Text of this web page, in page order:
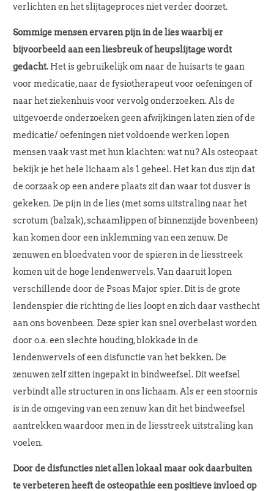
verlichten en het slijtageproces niet verder doorzet.
Sommige mensen ervaren pijn in de lies waarbij er
bijvoorbeeld aan een liesbreuk of heupslijtage wordt
gedacht. Het is gebruikelijk om naar de huisarts te gaan
voor medicatie, naar de fysiotherapeut voor oefeningen of
naar het ziekenhuis voor vervolg onderzoeken. Als de
uitgevoerde onderzoeken geen afwijkingen laten zien of de
medicatie/ oefeningen niet voldoende werken lopen
mensen vaak vast met hun klachten: wat nu? Als osteopaat
bekijk je het hele lichaam als 1 geheel. Het kan dus zijn dat
de oorzaak op een andere plaats zit dan waar tot dusver is
gekeken. De pijn in de lies (met soms uitstraling naar het
scrotum (balzak), schaamlippen of binnenzijde bovenbeen)
kan komen door een inklemming van een zenuw. De
zenuwen en bloedvaten voor de spieren in de liesstreek
komen uit de hoge lendenwervels. Van daaruit lopen
verschillende door de Psoas Major spier. Dit is de grote
lendenspier die richting de lies loopt en zich daar vasthecht
aan ons bovenbeen. Deze spier kan snel overbelast worden
door o.a. een slechte houding, blokkade in de
lendenwervels of een disfunctie van het bekken. De
zenuwen zelf zitten ingepakt in bindweefsel. Dit weefsel
verbindt alle structuren in ons lichaam. Als er een stoornis
is in de omgeving van een zenuw kan dit het bindweefsel
aantrekken waardoor men in de liesstreek uitstraling kan
voelen.
Door de disfuncties niet allen lokaal maar ook daarbuiten
te verbeteren heeft de osteopathie een positieve invloed op